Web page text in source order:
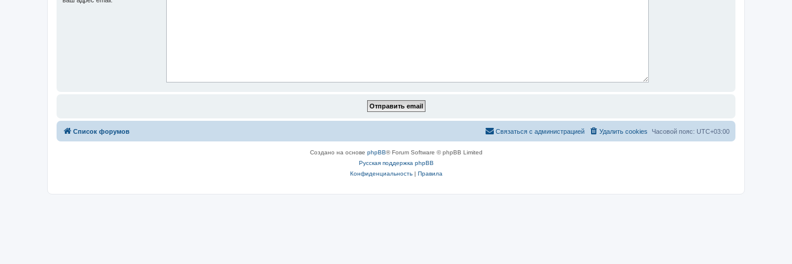
Список форумов Часовой пояс: UTC+03:00
Удалить cookies
Связаться с администрацией
Создано на основе phpBB® Forum Software © phpBB Limited
Русская поддержка phpBB
Конфиденциальность| Правила